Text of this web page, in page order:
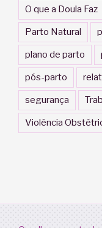
O que a Doula Faz
Parto Natural
plano de parto
pós-parto
segurança
Violência